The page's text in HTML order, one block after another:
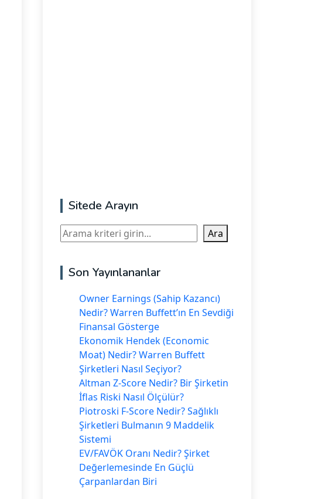
Sitede Arayın
Ara Ara
Son Yayınlananlar
Owner Earnings (Sahip Kazancı)
Nedir? Warren Buffett’ın En Sevdiği
Finansal Gösterge
Ekonomik Hendek (Economic
Moat) Nedir? Warren Buffett
Şirketleri Nasıl Seçiyor?
Altman Z-Score Nedir? Bir Şirketin
İflas Riski Nasıl Ölçülür?
Piotroski F-Score Nedir? Sağlıklı
Şirketleri Bulmanın 9 Maddelik
Sistemi
EV/FAVÖK Oranı Nedir? Şirket
Değerlemesinde En Güçlü
Çarpanlardan Biri